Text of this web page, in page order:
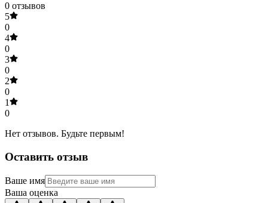
0 отзывов
5
0
4
0
3
0
2
0
1
0
Нет отзывов. Будьте первым!
Оставить отзыв
Ваше имя
Ваша оценка